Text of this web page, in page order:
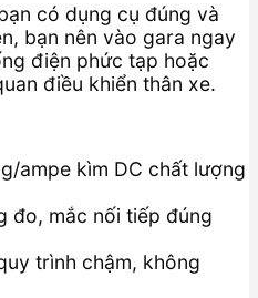
có dụng cụ đúng và
bạn nên vào gara ngay
điện phức tạp hoặc
điều khiển thân xe.
ampe kìm DC chất lượng
đo, mắc nối tiếp đúng
trình chậm, không